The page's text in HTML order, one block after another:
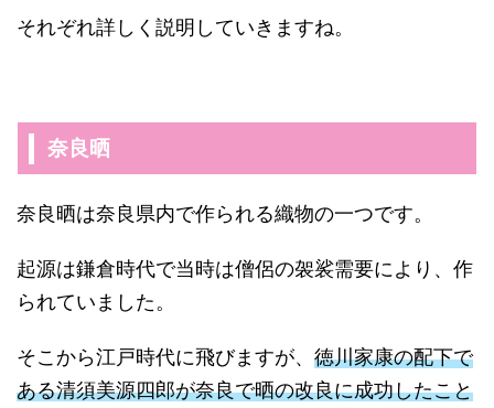
それぞれ詳しく説明していきますね。
奈良晒
奈良晒は奈良県内で作られる織物の一つです。
起源は鎌倉時代で当時は僧侶の袈裟需要により、作
られていました。
そこから江戸時代に飛びますが、 徳川家康の配下で
ある清須美源四郎が奈良で晒の改良に成功したこと